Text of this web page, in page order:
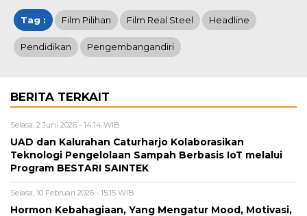
Tag : Film Pilihan Film Real Steel Headline
Pendidikan Pengembangandiri
BERITA TERKAIT
Selasa, 2 Juni 2026 - 14:14 WIB
UAD dan Kalurahan Caturharjo Kolaborasikan
Teknologi Pengelolaan Sampah Berbasis IoT melalui
Program BESTARI SAINTEK
Selasa, 10 Februari 2026 - 15:15 WIB
Hormon Kebahagiaan, Yang Mengatur Mood, Motivasi,